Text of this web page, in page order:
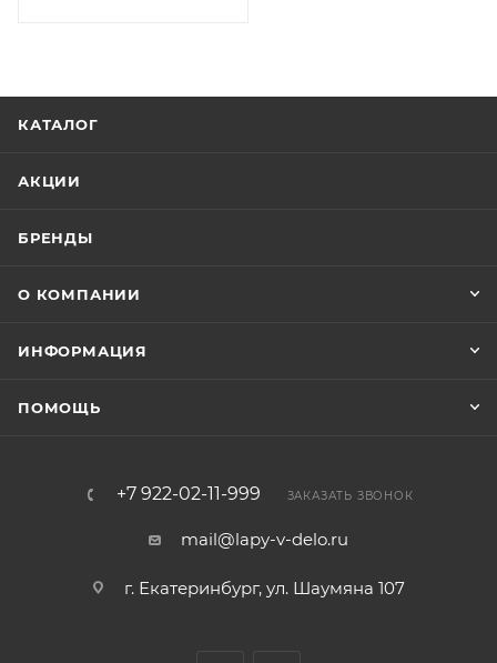
КАТАЛОГ
АКЦИИ
БРЕНДЫ
О КОМПАНИИ
ИНФОРМАЦИЯ
ПОМОЩЬ
+7 922-02-11-999 ЗАКАЗАТЬ ЗВОНОК
mail@lapy-v-delo.ru
г. Екатеринбург, ул. Шаумяна 107